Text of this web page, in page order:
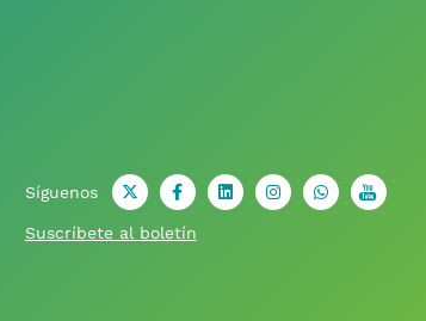
Síguenos X facebookLinkedinInstagramWhatsappyoutube
Suscríbete al boletín